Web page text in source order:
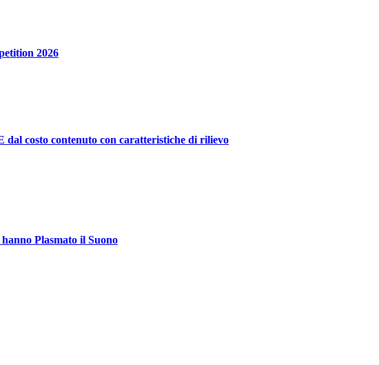
2026
costo contenuto con caratteristiche di rilievo
Plasmato il Suono